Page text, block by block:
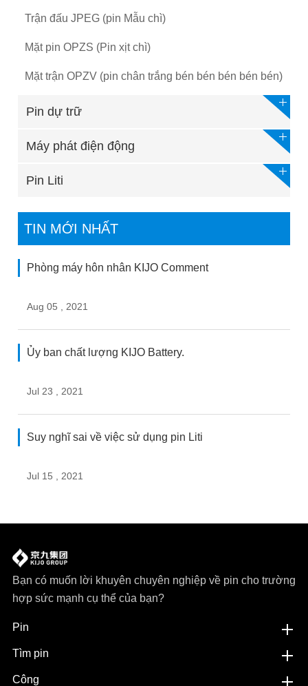
Trận đấu JPEG (pin Mẫu chì)
Mặt pin OPZS (Pin xịt chì)
Mặt trận OPZV (pin chân trắng bén bén bén bén bén)
Pin dự trữ
Máy phát điện động
Pin Liti
TIN MỚI NHẤT
Phòng máy hôn nhân KIJO Comment
Aug 05 , 2021
Ủy ban chất lượng KIJO Battery.
Jul 23 , 2021
Suy nghĩ sai về việc sử dụng pin Liti
Jul 15 , 2021
Bạn có muốn lời khuyên chuyên nghiệp về pin cho trường
hợp sức mạnh cụ thể của bạn?
Pin
Tìm pin
Công